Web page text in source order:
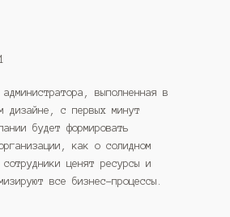
администратора, выполненная в
дизайне, с первых минут
будет формировать
как о солидном
ценят ресурсы и
все бизнес-процессы.